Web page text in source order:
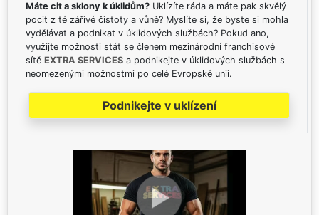
Máte cit a sklony k úklidům? Uklízíte ráda a máte pak skvělý
pocit z té zářivé čistoty a vůně? Myslíte si, že byste si mohla
vydělávat a podnikat v úklidových službách? Pokud ano,
využijte možnosti stát se členem mezinárodní franchisové
sítě EXTRA SERVICES a podnikejte v úklidových službách s
neomezenými možnostmi po celé Evropské unii.
Podnikejte v uklízení